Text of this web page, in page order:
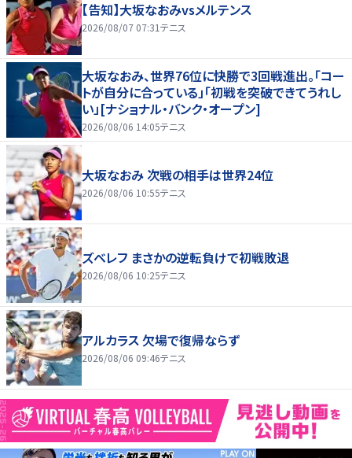
【告知】大坂なおみvsメルテンス
2026/08/07 07:31テニス
大坂なおみ、世界76位に快勝で3回戦進出。「コー
トが自分に合っている」「初戦を突破できてうれし
い」[ナショナル・バンク・オープン]
2026/08/06 14:05テニス
大坂なおみ 次戦の相手は世界24位
2026/08/06 10:55テニス
ズベレフ まさかの逆転負けで初戦敗退
2026/08/06 10:25テニス
アルカラス 欠場で復帰ならず
2026/08/06 09:46テニス